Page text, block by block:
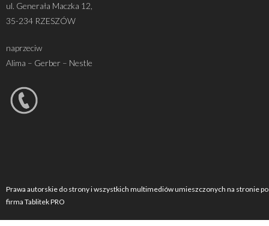
ul. Generała Maczka 12,
35-234 RZESZÓW
naprzeciw
Alima – Gerber – Nestle
Prawa autorskie do strony i wszystkich multimediów umieszczonych na stronie
firma Tablitek PRO